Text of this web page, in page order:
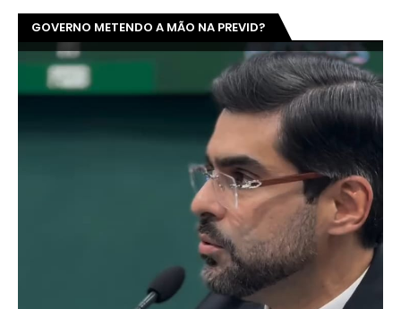
GOVERNO METENDO A MÃO NA PREVID?